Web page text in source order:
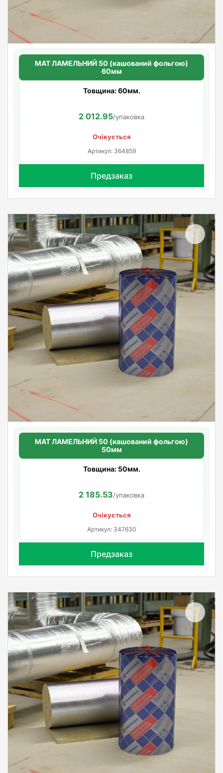
МАТ ЛАМЕЛЬНИЙ 50 (кашований фольгою)
60мм
Товщина: 60мм.
2 012.95/упаковка
Очікується
Артикул: 364859
Предзаказ
МАТ ЛАМЕЛЬНИЙ 50 (кашований фольгою)
50мм
Товщина: 50мм.
2 185.53/упаковка
Очікується
Артикул: 347630
Предзаказ